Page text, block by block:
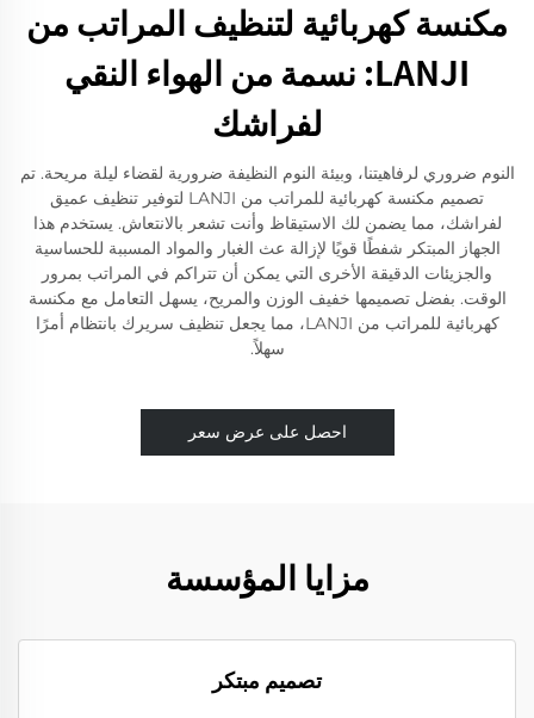
مكنسة كهربائية لتنظيف المراتب من
LANJI: نسمة من الهواء النقي
لفراشك
النوم ضروري لرفاهيتنا، وبيئة النوم النظيفة ضرورية لقضاء ليلة مريحة. تم
تصميم مكنسة كهربائية للمراتب من LANJI لتوفير تنظيف عميق
لفراشك، مما يضمن لك الاستيقاظ وأنت تشعر بالانتعاش. يستخدم هذا
الجهاز المبتكر شفطًا قويًا لإزالة عث الغبار والمواد المسببة للحساسية
والجزيئات الدقيقة الأخرى التي يمكن أن تتراكم في المراتب بمرور
الوقت. بفضل تصميمها خفيف الوزن والمريح، يسهل التعامل مع مكنسة
كهربائية للمراتب من LANJI، مما يجعل تنظيف سريرك بانتظام أمرًا
سهلاً.
احصل على عرض سعر
مزايا المؤسسة
تصميم مبتكر